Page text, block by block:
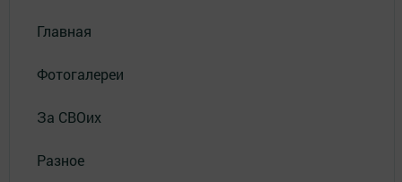
Главная
Фотогалереи
За СВОих
Разное